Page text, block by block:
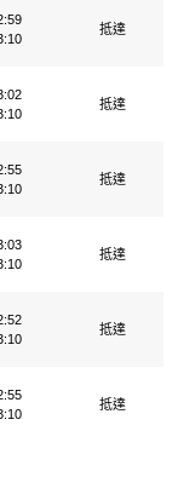
抵達
抵達
抵達
抵達
抵達
抵達